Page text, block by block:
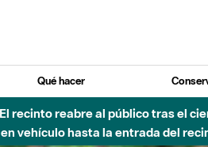
Qué hacer
de la Fase de Alerta del
los accesos al Parque.